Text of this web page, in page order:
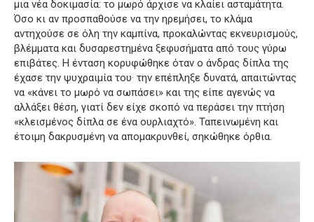
μια νέα δοκιμασία: το μωρό άρχισε να κλαίει ασταμάτητα.
Όσο κι αν προσπαθούσε να την ηρεμήσει, το κλάμα
αντηχούσε σε όλη την καμπίνα, προκαλώντας εκνευρισμούς,
βλέμματα και δυσαρεστημένα ξεφυσήματα από τους γύρω
επιβάτες. Η ένταση κορυφώθηκε όταν ο άνδρας δίπλα της
έχασε την ψυχραιμία του· την επέπληξε δυνατά, απαιτώντας
να «κάνει το μωρό να σωπάσει» και της είπε αγενώς να
αλλάξει θέση, γιατί δεν είχε σκοπό να περάσει την πτήση
«κλεισμένος δίπλα σε ένα ουρλιαχτό». Ταπεινωμένη και
έτοιμη δακρυσμένη να απομακρυνθεί, σηκώθηκε όρθια.